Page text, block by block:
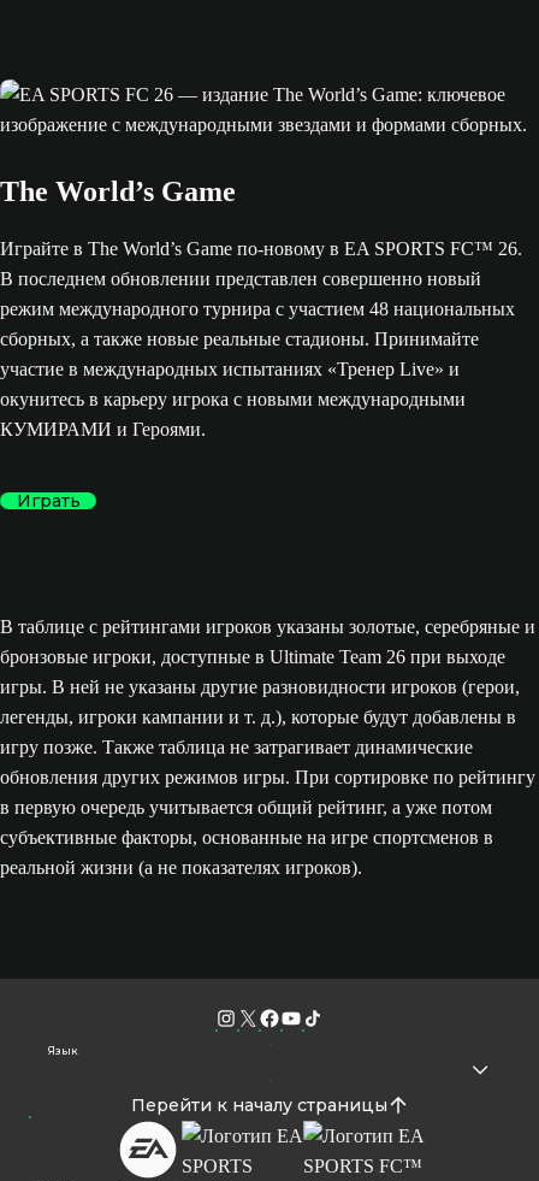
The World’s Game
Играйте в The World’s Game по-новому в EA SPORTS FC™ 26.
В последнем обновлении представлен совершенно новый
режим международного турнира с участием 48 национальных
сборных, а также новые реальные стадионы. Принимайте
участие в международных испытаниях «Тренер Live» и
окунитесь в карьеру игрока с новыми международными
КУМИРАМИ и Героями.
Играть
В таблице с рейтингами игроков указаны золотые, серебряные и
бронзовые игроки, доступные в Ultimate Team 26 при выходе
игры. В ней не указаны другие разновидности игроков (герои,
легенды, игроки кампании и т. д.), которые будут добавлены в
игру позже. Также таблица не затрагивает динамические
обновления других режимов игры. При сортировке по рейтингу
в первую очередь учитывается общий рейтинг, а уже потом
субъективные факторы, основанные на игре спортсменов в
реальной жизни (а не показателях игроков).
Язык
Перейти к началу страницы